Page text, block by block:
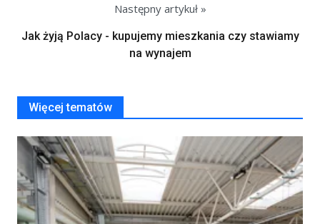
Następny artykuł »
Jak żyją Polacy - kupujemy mieszkania czy stawiamy
na wynajem
Więcej tematów